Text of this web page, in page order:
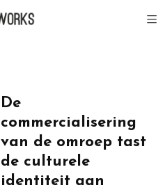
De
commercialisering
van de omroep tast
de culturele
identiteit aan